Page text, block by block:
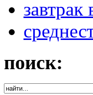
завтрак
поиск: